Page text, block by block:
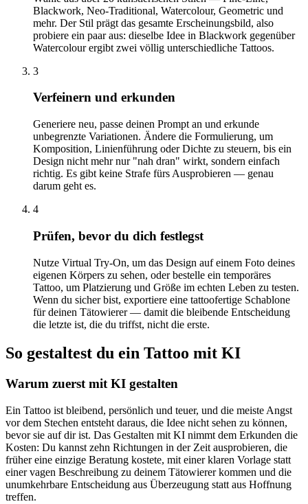
Blackwork, Neo-Traditional, Watercolour, Geometric und
mehr. Der Stil prägt das gesamte Erscheinungsbild, also
probiere ein paar aus: dieselbe Idee in Blackwork gegenüber
Watercolour ergibt zwei völlig unterschiedliche Tattoos.
3
Verfeinern und erkunden
Generiere neu, passe deinen Prompt an und erkunde
unbegrenzte Variationen. Ändere die Formulierung, um
Komposition, Linienführung oder Dichte zu steuern, bis ein
Design nicht mehr nur "nah dran" wirkt, sondern einfach
richtig. Es gibt keine Strafe fürs Ausprobieren — genau
darum geht es.
4
Prüfen, bevor du dich festlegst
Nutze Virtual Try-On, um das Design auf einem Foto deines
eigenen Körpers zu sehen, oder bestelle ein temporäres
Tattoo, um Platzierung und Größe im echten Leben zu testen.
Wenn du sicher bist, exportiere eine tattoofertige Schablone
für deinen Tätowierer — damit die bleibende Entscheidung
die letzte ist, die du triffst, nicht die erste.
So gestaltest du ein Tattoo mit KI
Warum zuerst mit KI gestalten
Ein Tattoo ist bleibend, persönlich und teuer, und die meiste Angst
vor dem Stechen entsteht daraus, die Idee nicht sehen zu können,
bevor sie auf dir ist. Das Gestalten mit KI nimmt dem Erkunden die
Kosten: Du kannst zehn Richtungen in der Zeit ausprobieren, die
früher eine einzige Beratung kostete, mit einer klaren Vorlage statt
einer vagen Beschreibung zu deinem Tätowierer kommen und die
unumkehrbare Entscheidung aus Überzeugung statt aus Hoffnung
treffen.